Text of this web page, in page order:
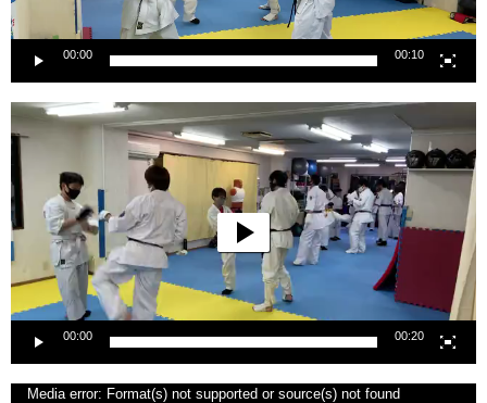
00:00 00:10
動
画
プ
レ
ー
ヤ
ー
00:00 00:20
Media error: Format(s) not supported or source(s) not found